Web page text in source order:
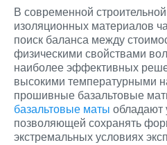
В современной
изоляционных материалов
поиск баланса между
физическими свойствами
наиболее эффективных
высокими температурными
прошивные базальтовые
базальтовые маты обладают
позволяющей сохранять
экстремальных условиях